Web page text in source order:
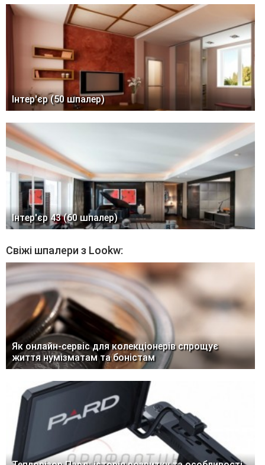
Інтер'єр (50 шпалер)
Інтер'єр 43 (60 шпалер)
Свіжі шпалери з Lookw:
Як онлайн-сервіс для колекціонерів спрощує
життя нумізматам та боністам